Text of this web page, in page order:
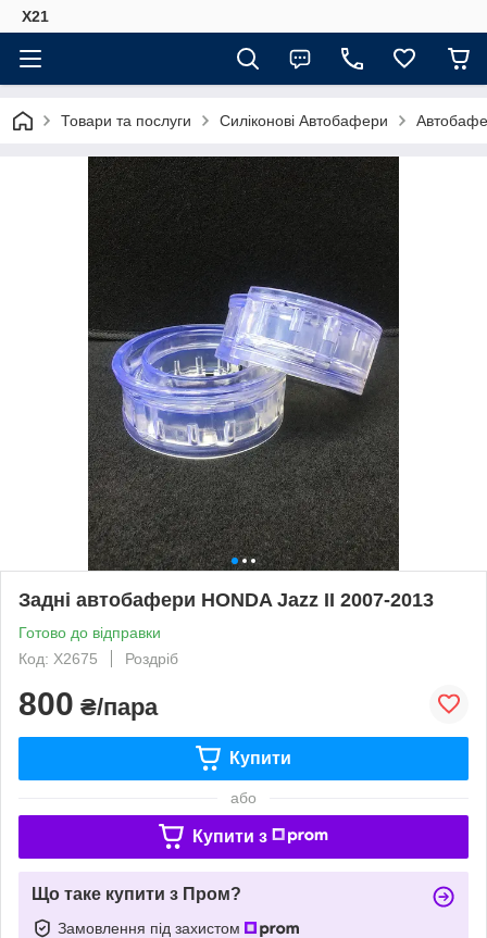
Х21
Товари та послуги Силіконові Автобафери
Задні автобафери HONDA Jazz II 2007-2013
Готово до відправки
Код: X2675
Роздріб
800 ₴/пара
Купити
або
Купити з
Що таке купити з Пром?
Замовлення під захистом